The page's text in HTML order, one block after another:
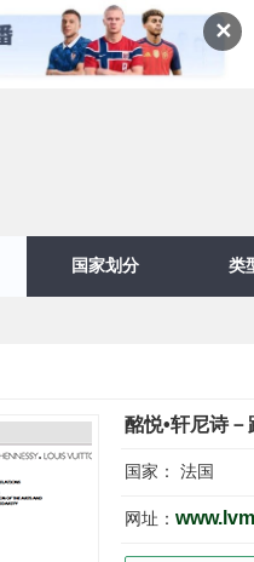
✕
国家划分 类
酩悦•轩尼诗
国家： 法国
网址：